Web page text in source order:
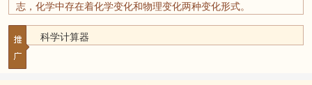
志，化学中存在着化学变化和物理变化两种变化形式。
科学计算器